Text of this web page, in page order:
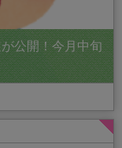
公開！今月中旬